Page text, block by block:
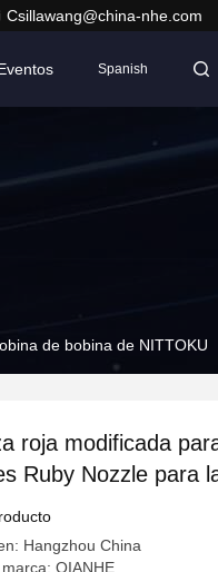
Csillawang@china-nhe.com
Spanish
de bobina de NITTOKU
roja modificada
Ruby Nozzle para
de NITTOKU
Hangzhou China
QIANHE